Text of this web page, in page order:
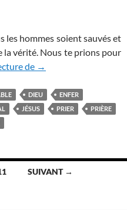
les hommes soient sauvés et
la vérité. Nous te prions pour
de Prière contre l’enfer
→
DIEU
ENFER
JÉSUS PRIER
PRIÈRE
SUIVANT →